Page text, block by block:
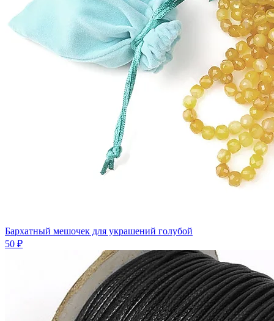
Бархатный мешочек для украшений голубой
50 ₽